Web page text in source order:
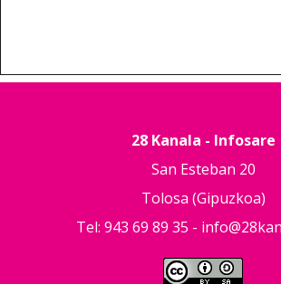
28 Kanala - Infosare
San Esteban 20
Tolosa (Gipuzkoa)
Tel: 943 69 89 35 -